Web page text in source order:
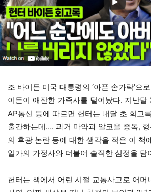
조 바이든 미국 대통령의 ‘아픈 손가락’으
이든이 애잔한 가족사를 털어놨다. 지난달
AP통신 등에 따르면 헌터는 내달 초 회고
출간하는데…. 과거 마약과 알코올 중독,
의 후광 논란 등에 대한 생각을 적은 이 책
일가의 가정사와 더불어 솔직한 심정을 담
헌터는 책에서 어린 시절 교통사고로 어머